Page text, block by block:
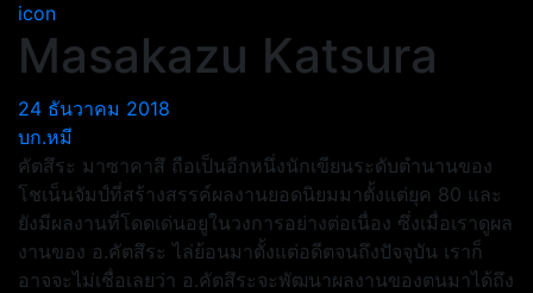
icon
Masakazu Katsura
24 ธันวาคม 2018
บก.หมี
คัตสึระ มาซาคาสึ ถือเป็นอีกหนึ่งนักเขียนระดับตำนานของ
โชเน็นจัมป์ที่สร้างสรรค์ผลงานยอดนิยมมาตั้งแต่ยุค 80 และ
ยังมีผลงานที่โดดเด่นอยูในวงการอย่างต่อเนื่อง ซึ่งเมื่อเราดูผล
งานของ อ.คัตสึระ ไล่ย้อนมาตั้งแต่อดีตจนถึงปัจจุบัน เราก็
อาจจะไม่เชื่อเลยว่า อ.คัตสึระจะพัฒนาผลงานของตนมาได้ถึง